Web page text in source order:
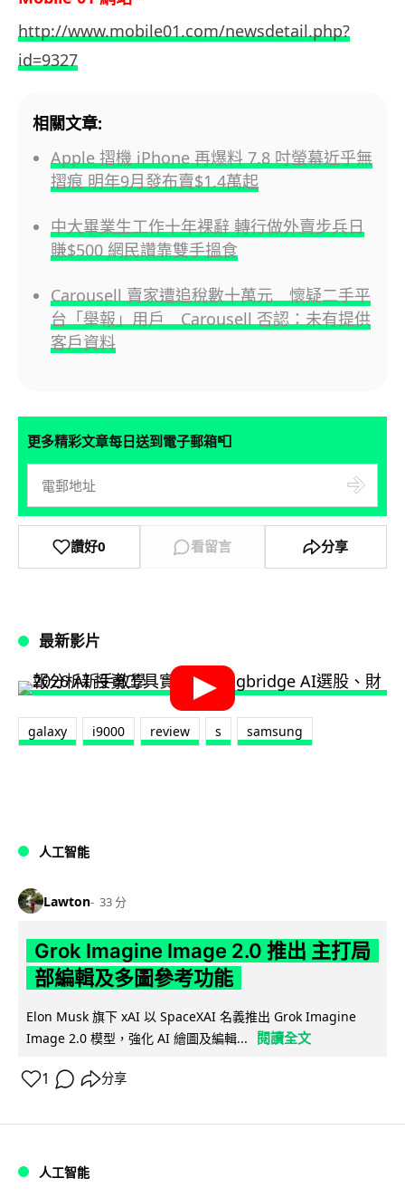
http://www.mobile01.com/newsdetail.php?
id=9327
相關文章:
Apple 摺機 iPhone 再爆料 7.8 吋螢幕近乎無
摺痕 明年9月發布賣$1.4萬起
中大畢業生工作十年裸辭 轉行做外賣步兵日
賺$500 網民讚靠雙手搵食
Carousell 賣家遭追稅數十萬元 懷疑二手平
台「舉報」用戶 Carousell 否認：未有提供
客戶資料
更多精彩文章每日送到電子郵箱📮
讚好0 看留言 分享
最新影片
galaxy i9000 review s samsung
人工智能
Lawton 33 分
Grok Imagine Image 2.0 推出 主打局
部編輯及多圖參考功能
Elon Musk 旗下 xAI 以 SpaceXAI 名義推出 Grok Imagine
Image 2.0 模型，強化 AI 繪圖及編輯...
閱讀全文
1 分享
人工智能